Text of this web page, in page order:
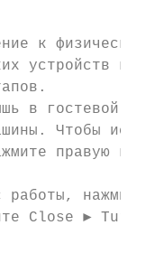
к
устройств к
в гостевой
Чтобы
правую
работы, нажмите
Close ► Turn